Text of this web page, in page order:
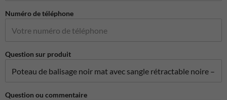
Numéro de téléphone
Question sur produit
Question ou commentaire